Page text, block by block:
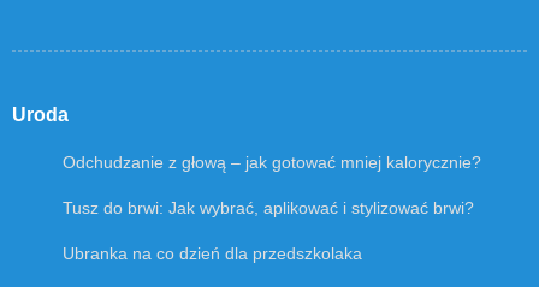
Uroda
Odchudzanie z głową – jak gotować mniej kalorycznie?
Tusz do brwi: Jak wybrać, aplikować i stylizować brwi?
Ubranka na co dzień dla przedszkolaka